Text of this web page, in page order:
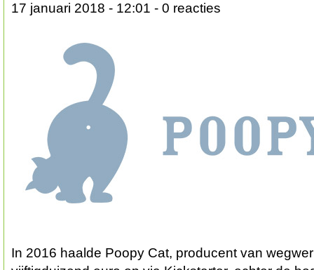
17 januari 2018 - 12:01 - 0 reacties
In 2016 haalde Poopy Cat, producent van